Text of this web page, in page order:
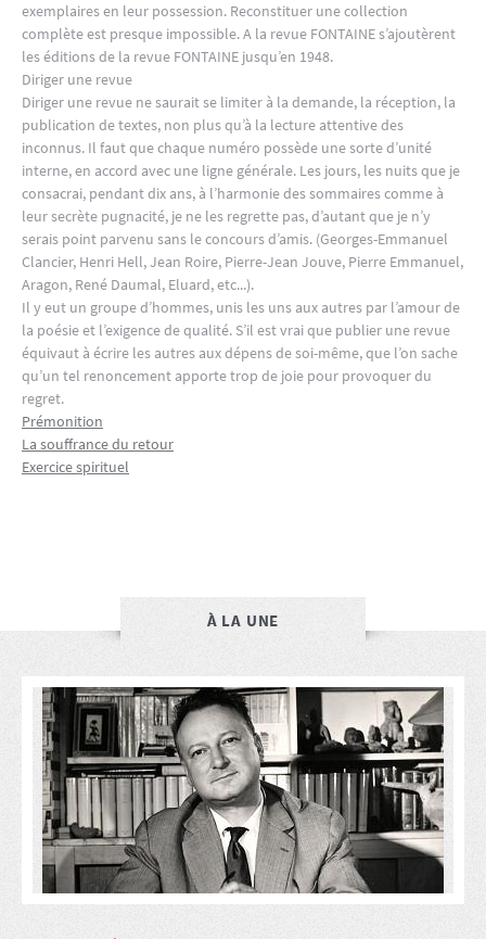
exemplaires en leur possession. Reconstituer une collection
complète est presque impossible. A la revue FONTAINE s’ajoutèrent
les éditions de la revue FONTAINE jusqu’en 1948.
Diriger une revue
Diriger une revue ne saurait se limiter à la demande, la réception, la
publication de textes, non plus qu’à la lecture attentive des
inconnus. Il faut que chaque numéro possède une sorte d’unité
interne, en accord avec une ligne générale. Les jours, les nuits que je
consacrai, pendant dix ans, à l’harmonie des sommaires comme à
leur secrète pugnacité, je ne les regrette pas, d’autant que je n’y
serais point parvenu sans le concours d’amis. (Georges-Emmanuel
Clancier, Henri Hell, Jean Roire, Pierre-Jean Jouve, Pierre Emmanuel,
Aragon, René Daumal, Eluard, etc...).
Il y eut un groupe d’hommes, unis les uns aux autres par l’amour de
la poésie et l’exigence de qualité. S’il est vrai que publier une revue
équivaut à écrire les autres aux dépens de soi-même, que l’on sache
qu’un tel renoncement apporte trop de joie pour provoquer du
regret.
Prémonition
La souffrance du retour
Exercice spirituel
À LA UNE